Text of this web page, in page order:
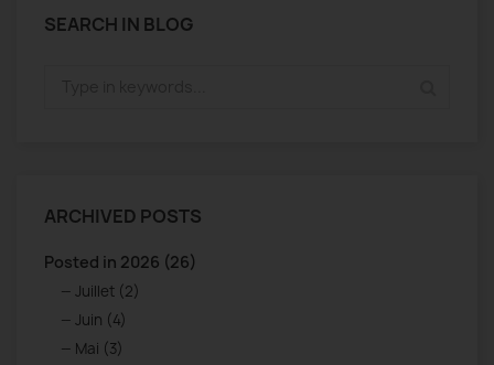
SEARCH IN BLOG
ARCHIVED POSTS
Posted in 2026 (26)
Juillet (2)
Juin (4)
Mai (3)